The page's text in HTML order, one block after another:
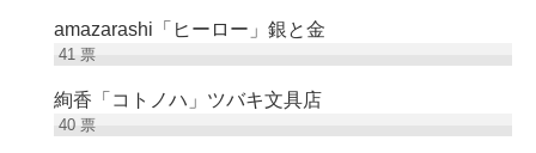
amazarashi「ヒーロー」銀と金
41票
絢香「コトノハ」ツバキ文具店
40票